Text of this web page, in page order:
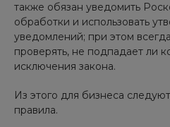
также обязан уведомить
обработки и использовать
уведомлений; при этом
проверять, не подпадает ли
исключения закона.
Из этого для бизнеса
правила.